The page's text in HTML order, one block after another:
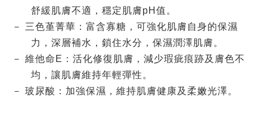
舒緩肌膚不適，穩定肌膚pH值。
－ 三色堇菁華：富含寡糖，可強化肌膚自身的保濕
力，深層補水，鎖住水分，保濕潤澤肌膚。
－ 維他命E：活化修復肌膚，減少瑕疵痕跡及膚色不
均，讓肌膚維持年輕彈性。
－ 玻尿酸：加強保濕，維持肌膚健康及柔嫩光澤。